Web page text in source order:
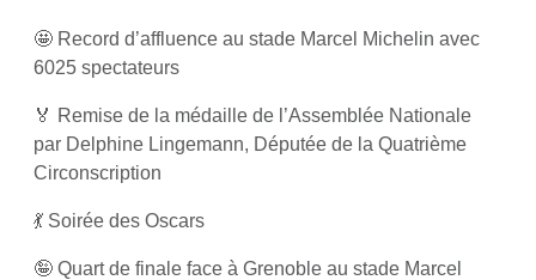
🤩 Record d’affluence au stade Marcel Michelin avec
6025 spectateurs
🏅 Remise de la médaille de l’Assemblée Nationale
par Delphine Lingemann, Députée de la Quatrième
Circonscription
💃 Soirée des Oscars
🤪 Quart de finale face à Grenoble au stade Marcel